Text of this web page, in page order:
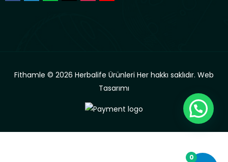
Fithamle © 2026 Herbalife Ürünleri Her hakkı saklıdır. Web
Tasarımı
0